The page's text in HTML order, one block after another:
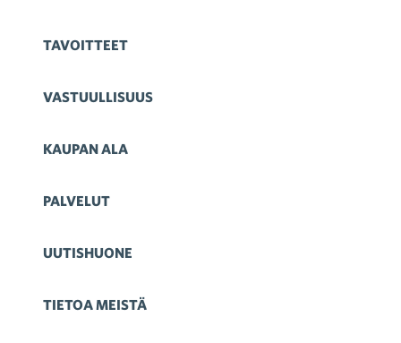
TAVOITTEET
VASTUULLISUUS
KAUPAN ALA
PALVELUT
UUTISHUONE
TIETOA MEISTÄ